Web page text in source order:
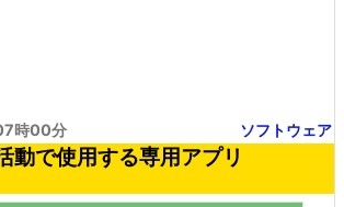
時00分 ソフトウェア
動で使用する専用アプリ